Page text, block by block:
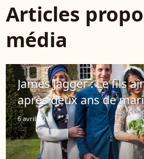
Articles
média
James Jagger : Le fils
après deux ans de
6 avril 2018